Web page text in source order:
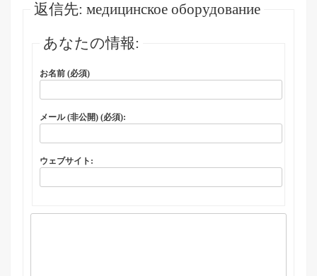
返信先: медицинское оборудование
あなたの情報:
お名前 (必須)
メール (非公開) (必須):
ウェブサイト: